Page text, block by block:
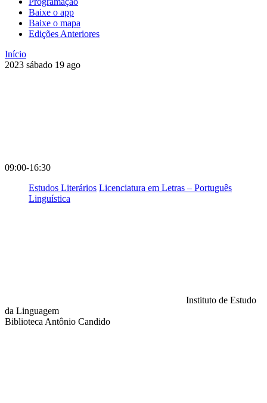
Baixe o app
Baixe o mapa
Edições Anteriores
Início
2023 sábado 19 ago
09:00-16:30
Estudos Literários Licenciatura em Letras – Português
Linguística
Instituto de Estudo
da Linguagem
Biblioteca Antônio Candido